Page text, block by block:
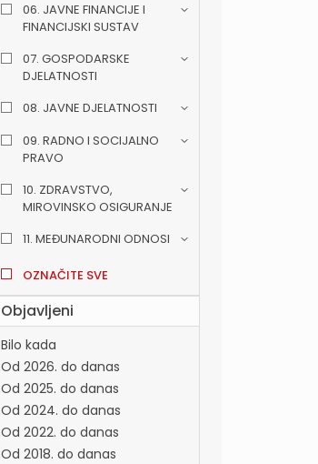
06. JAVNE FINANCIJE I
FINANCIJSKI SUSTAV
07. GOSPODARSKE
DJELATNOSTI
08. JAVNE DJELATNOSTI
09. RADNO I SOCIJALNO
PRAVO
10. ZDRAVSTVO,
MIROVINSKO OSIGURANJE
11. MEĐUNARODNI ODNOSI
OZNAČITE SVE
Objavljeni
Bilo kada
Od 2026. do danas
Od 2025. do danas
Od 2024. do danas
Od 2022. do danas
Od 2018. do danas